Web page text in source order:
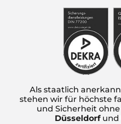
Als staatlich
stehen wir für höchste
und Sicherheit
Düsseldorfund